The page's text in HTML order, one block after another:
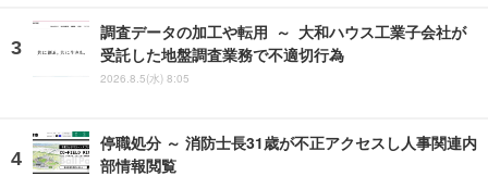
調査データの加工や転用 ～ 大和ハウス工業子会社が
受託した地盤調査業務で不適切行為
2026.8.5(水) 8:05
停職処分 ～ 消防士長31歳が不正アクセスし人事関連内
部情報閲覧